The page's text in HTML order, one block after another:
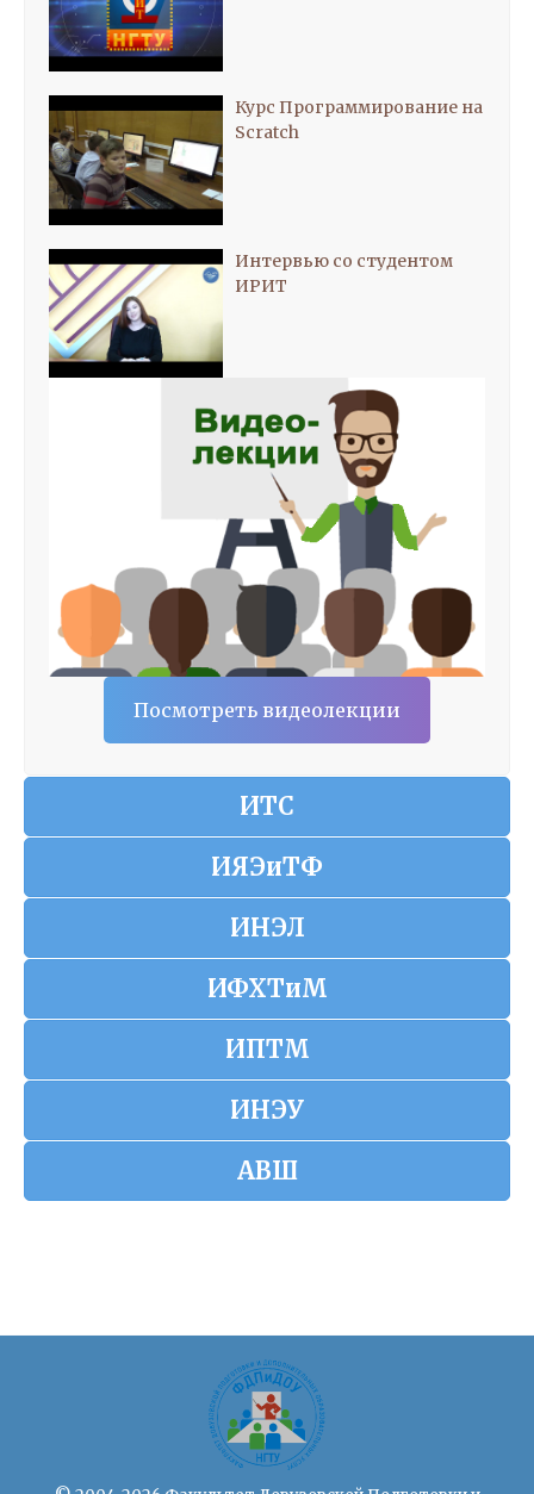
Курс Программирование на
Scratch
Интервью со студентом
ИРИТ
Посмотреть видеолекции
ИТС
ИЯЭиТФ
ИНЭЛ
ИФХТиМ
ИПТМ
ИНЭУ
АВШ